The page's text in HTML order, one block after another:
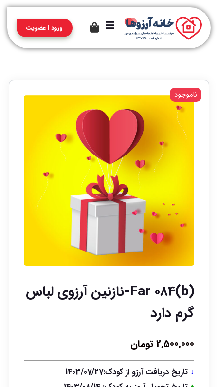
ورود | عضویت
(b)Far 084-نازنین آرزوی لباس
گرم دارد
2,500,000تومان
↓ تاریخ دریافت آرزو از کودک:1403/07/27
ناموجود